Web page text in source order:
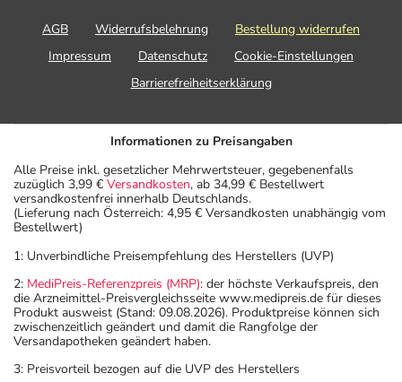
Anwendungshinweise
einem Arzt oder Apotheker überschritten werden.
Art der Anwendung?
Wasser) ein.
Dauer der Anwendung?
Beschwerde und/oder Dauer der Erkrankung und wird
deshalb nur von Ihrem Arzt bestimmt. Bei Schmerzen
nach Zahnoperation sollte das Arzneimittel nicht länger
als 3 Tage angewendet werden.
Überdosierung?
AGB Widerrufsbelehrung
Bestellung widerrufen
Impressum
Datenschutz
Cookie-Einstellungen
Barrierefreiheitserklärung
Informationen zu Preisangaben
Alle Preise inkl. gesetzlicher Mehrwertsteuer, gegebenenfalls
zuzüglich 3,99 € Versandkosten, ab 34,99 € Bestellwert
versandkostenfrei innerhalb Deutschlands.
(Lieferung nach Österreich: 4,95 € Versandkosten unabhängig vom
Bestellwert)
1: Unverbindliche Preisempfehlung des Herstellers (UVP)
2: MediPreis-Referenzpreis (MRP): der höchste Verkaufspreis, den
die Arzneimittel-Preisvergleichsseite www.medipreis.de für dieses
Produkt ausweist (Stand: 09.08.2026). Produktpreise können sich
zwischenzeitlich geändert und damit die Rangfolge der
Versandapotheken geändert haben.
3: Preisvorteil bezogen auf die UVP des Herstellers